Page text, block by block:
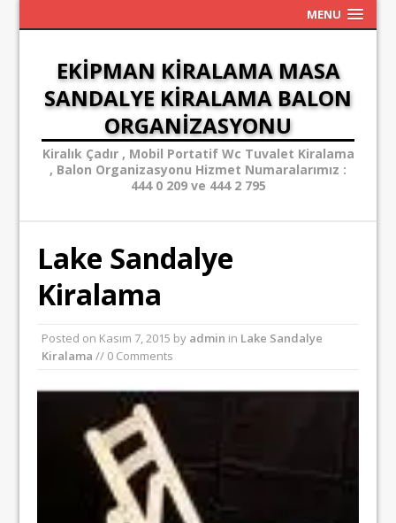
MENU
EKIPMAN KIRALAMA MASA
SANDALYE KIRALAMA BALON
ORGANIZASYONU
Kiralık Çadır , Mobil Portatif Wc Tuvalet Kiralama
, Balon Organizasyonu Hizmet Numaralarımız :
444 0 209 ve 444 2 795
Lake Sandalye
Kiralama
Posted on Kasım 7, 2015 by admin in Lake Sandalye
Kiralama // 0 Comments